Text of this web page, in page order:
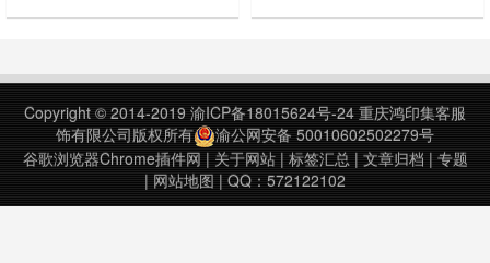
Copyright © 2014-2019 渝ICP备18015624号-24 重庆鸿印集客服
饰有限公司版权所有
渝公网安备 50010602502279号
谷歌浏览器Chrome插件网 | 关于网站| 标签汇总| 文章归档 | 专题
| 网站地图 | QQ：572122102